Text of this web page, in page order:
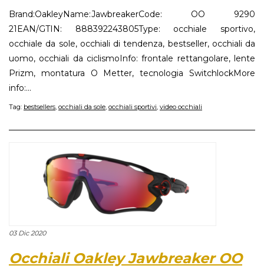
Brand:OakleyName:JawbreakerCode: OO 9290
21EAN/GTIN: 888392243805Type: occhiale sportivo,
occhiale da sole, occhiali di tendenza, bestseller, occhiali da
uomo, occhiali da ciclismoInfo: frontale rettangolare, lente
Prizm, montatura O Metter, tecnologia SwitchlockMore
info:...
Tag: bestsellers occhiali da sole occhiali sportivi video occhiali
03 Dic 2020
Occhiali Oakley Jawbreaker OO